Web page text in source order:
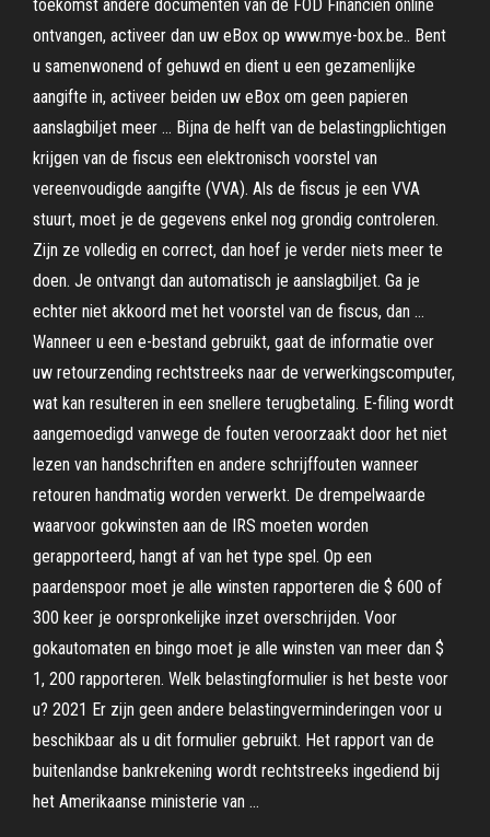
toekomst andere documenten van de FOD Financiën online
ontvangen, activeer dan uw eBox op www.mye-box.be.. Bent
u samenwonend of gehuwd en dient u een gezamenlijke
aangifte in, activeer beiden uw eBox om geen papieren
aanslagbiljet meer … Bijna de helft van de belastingplichtigen
krijgen van de fiscus een elektronisch voorstel van
vereenvoudigde aangifte (VVA). Als de fiscus je een VVA
stuurt, moet je de gegevens enkel nog grondig controleren.
Zijn ze volledig en correct, dan hoef je verder niets meer te
doen. Je ontvangt dan automatisch je aanslagbiljet. Ga je
echter niet akkoord met het voorstel van de fiscus, dan …
Wanneer u een e-bestand gebruikt, gaat de informatie over
uw retourzending rechtstreeks naar de verwerkingscomputer,
wat kan resulteren in een snellere terugbetaling. E-filing wordt
aangemoedigd vanwege de fouten veroorzaakt door het niet
lezen van handschriften en andere schrijffouten wanneer
retouren handmatig worden verwerkt. De drempelwaarde
waarvoor gokwinsten aan de IRS moeten worden
gerapporteerd, hangt af van het type spel. Op een
paardenspoor moet je alle winsten rapporteren die $ 600 of
300 keer je oorspronkelijke inzet overschrijden. Voor
gokautomaten en bingo moet je alle winsten van meer dan $
1, 200 rapporteren. Welk belastingformulier is het beste voor
u? 2021 Er zijn geen andere belastingverminderingen voor u
beschikbaar als u dit formulier gebruikt. Het rapport van de
buitenlandse bankrekening wordt rechtstreeks ingediend bij
het Amerikaanse ministerie van …